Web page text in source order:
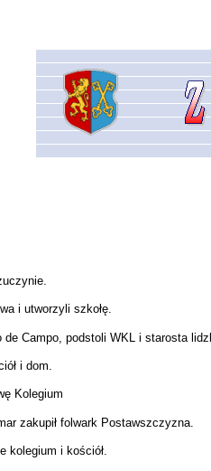
i utworzyli szkołę.
Campo, podstoli WKL i starosta
i dom.
Kolegium
zakupił folwark Postawszczyzna.
kolegium i kościół.